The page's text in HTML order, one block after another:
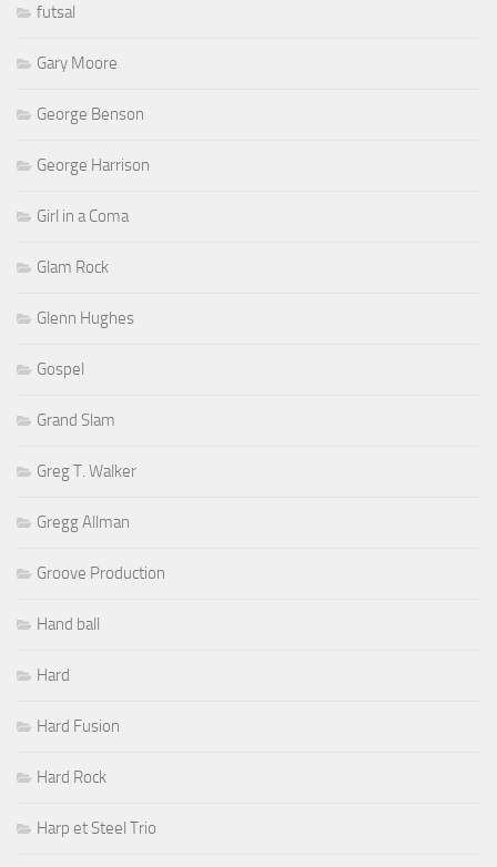
futsal
Gary Moore
George Benson
George Harrison
Girl in a Coma
Glam Rock
Glenn Hughes
Gospel
Grand Slam
Greg T. Walker
Gregg Allman
Groove Production
Hand ball
Hard
Hard Fusion
Hard Rock
Harp et Steel Trio